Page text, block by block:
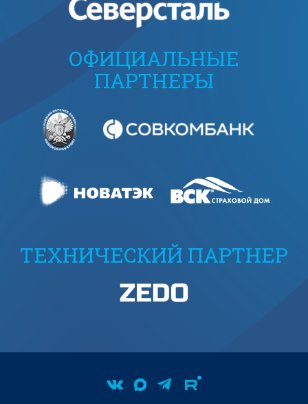
ОФИЦИАЛЬНЫЕ
ПАРТНЕРЫ
ТЕХНИЧЕСКИЙ ПАРТНЕР